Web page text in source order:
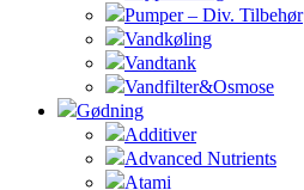
Pumper – Div. Tilbehør
Vandkøling
Vandtank
Vandfilter&Osmose
Gødning
Additiver
Advanced Nutrients
Atami